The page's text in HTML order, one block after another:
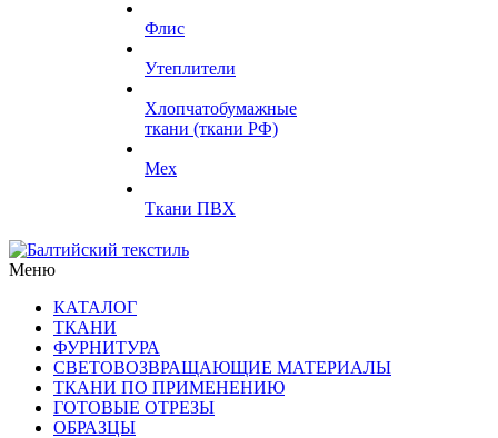
Флис
Утеплители
Хлопчатобумажные
ткани (ткани РФ)
Мех
Ткани ПВХ
Меню
КАТАЛОГ
ТКАНИ
ФУРНИТУРА
СВЕТОВОЗВРАЩАЮЩИЕ МАТЕРИАЛЫ
ТКАНИ ПО ПРИМЕНЕНИЮ
ГОТОВЫЕ ОТРЕЗЫ
ОБРАЗЦЫ